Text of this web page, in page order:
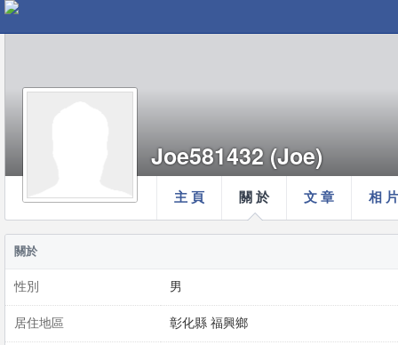
主 頁 關 於 文 章 相 片
Joe581432 (Joe)
關於
性別 男
居住地區 彰化縣 福興鄉